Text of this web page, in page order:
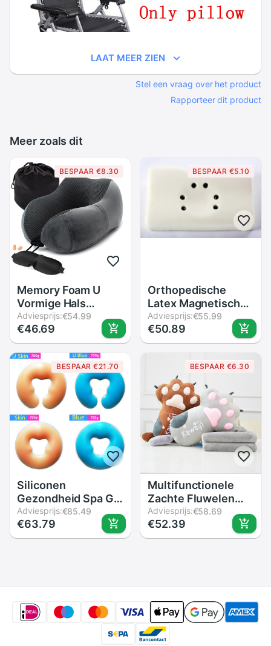
LAAT MEER ZIEN
Stel een vraag over het product
Rapporteer dit product
Meer zoals dit
BESPAAR €8.30
Memory Foam U
Vormige Hals
Kussens Zachte
Trage Rebound
Ruimte Reizen
Kussen Nek
Cervicale
Gezondheidszorg
Vliegtuig Reizen
Hoofdsteun
Adviesprijs:€54.99
€46.69
BESPAAR €5.10
Orthopedische
Latex Magnetische
50*30CM Nek
Kussen Fiber Trage
Rebound Memory
Cervicale
Gezondheidszorg
Pijn release
Adviesprijs:€55.99
€50.89
BESPAAR €21.70
Siliconen
Gezondheid Spa Gel
Reizen Kussen
Koele Zomer U-
vorm Kussens Soft
Adviesprijs:€85.49
€63.79
BESPAAR €6.30
Multifunctionele
Zachte Fluwelen
Kussen Deken
Cartoon Katten
Klauw Sierkussen
Adviesprijs:€58.69
€52.39